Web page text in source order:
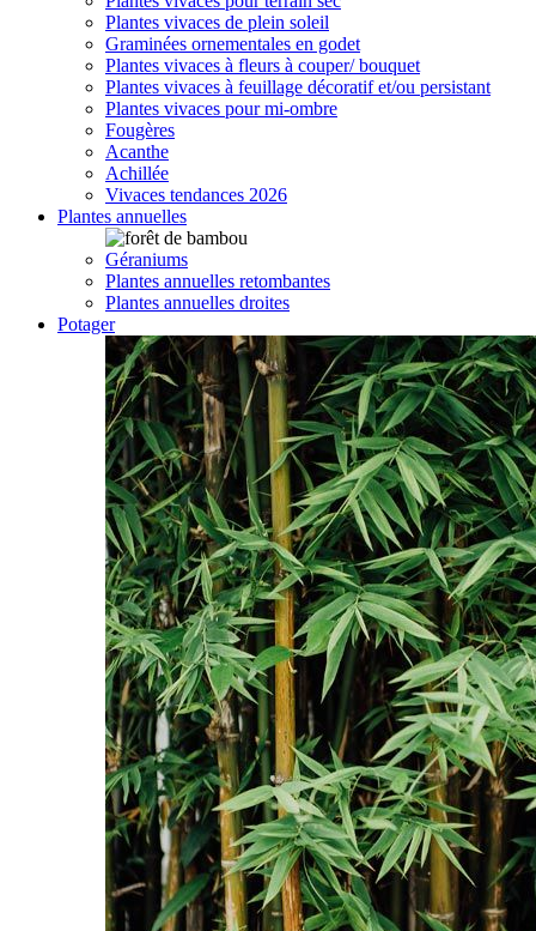
Plantes vivaces de plein soleil
Graminées ornementales en godet
Plantes vivaces à fleurs à couper/ bouquet
Plantes vivaces à feuillage décoratif et/ou persistant
Plantes vivaces pour mi-ombre
Fougères
Acanthe
Achillée
Vivaces tendances 2026
Plantes annuelles
Géraniums
Plantes annuelles retombantes
Plantes annuelles droites
Potager